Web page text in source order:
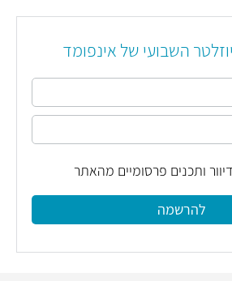
השבועי של אינפומד
ותכנים פרסומיים מהאתר
להרשמה